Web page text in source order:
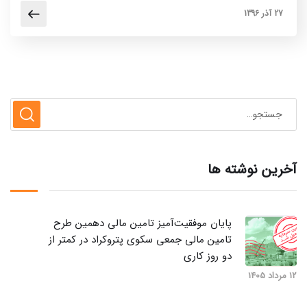
27 آذر 1396
آخرین نوشته ها
پایان موفقیت‌آمیز تامین مالی دهمین طرح
تامین مالی جمعی سکوی پتروکراد در کمتر از
دو روز کاری
12 مرداد 1405